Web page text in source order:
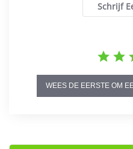
Schrijf
WEES DE EERSTE OM